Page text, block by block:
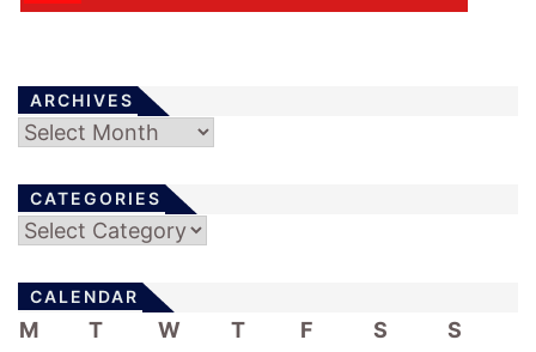
ARCHIVES
Archives
CATEGORIES
Categories
CALENDAR
M T W T F S S